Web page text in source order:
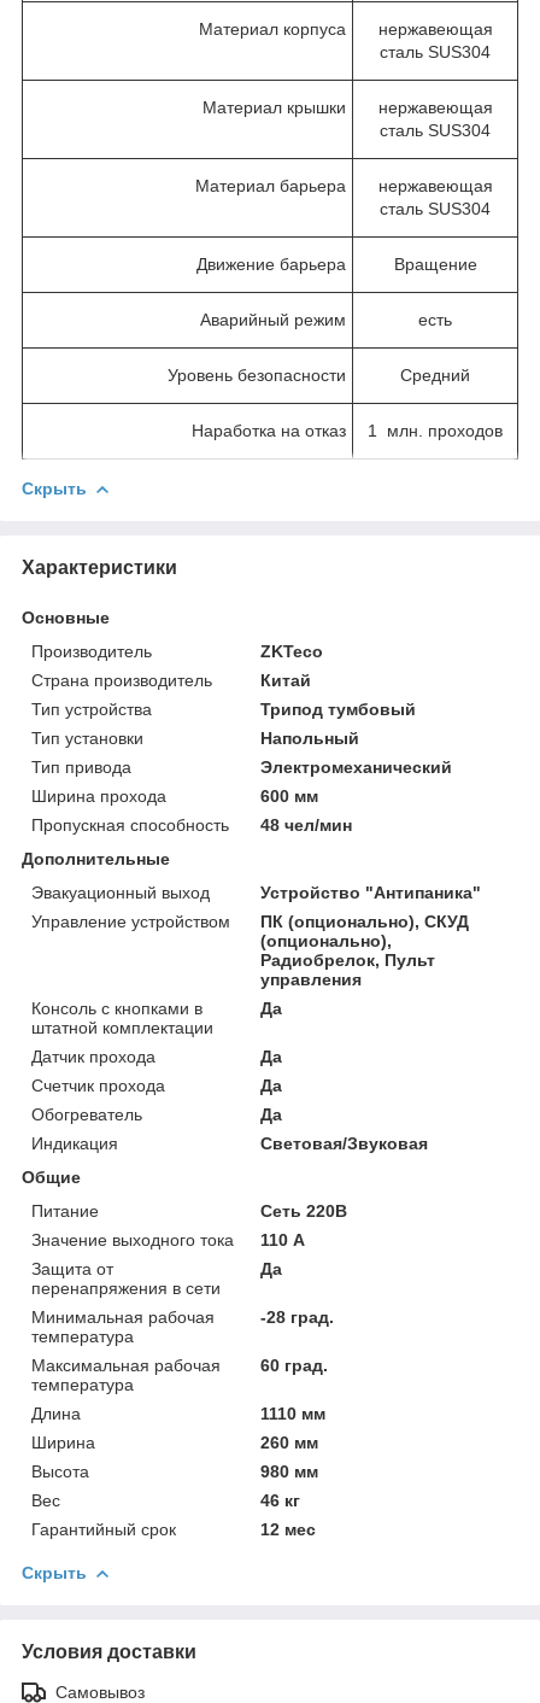
Материал корпуса
нержавеющая
сталь SUS304
Материал крышки
нержавеющая
сталь SUS304
Материал барьера
нержавеющая
сталь SUS304
Движение барьера Вращение
Аварийный режим есть
Уровень безопасности Средний
Наработка на отказ 1 млн. проходов
Скрыть
Характеристики
Основные
Производитель
ZKTeco
Страна производитель
Китай
Тип устройства
Трипод тумбовый
Тип установки
Напольный
Тип привода
Электромеханический
Ширина прохода
600 мм
Пропускная способность
48 чел/мин
Дополнительные
Эвакуационный выход
Устройство "Антипаника"
Управление устройством
ПК (опционально), СКУД
(опционально),
Радиобрелок, Пульт
управления
Консоль с кнопками в
штатной комплектации
Да
Датчик прохода
Да
Счетчик прохода
Да
Обогреватель
Да
Индикация
Световая/Звуковая
Общие
Питание
Сеть 220В
Значение выходного тока
110 А
Защита от
перенапряжения в сети
Да
Минимальная рабочая
температура
-28 град.
Максимальная рабочая
температура
60 град.
Длина
1110 мм
Ширина
260 мм
Высота
980 мм
Вес
46 кг
Гарантийный срок
12 мес
Скрыть
Условия доставки
Самовывоз